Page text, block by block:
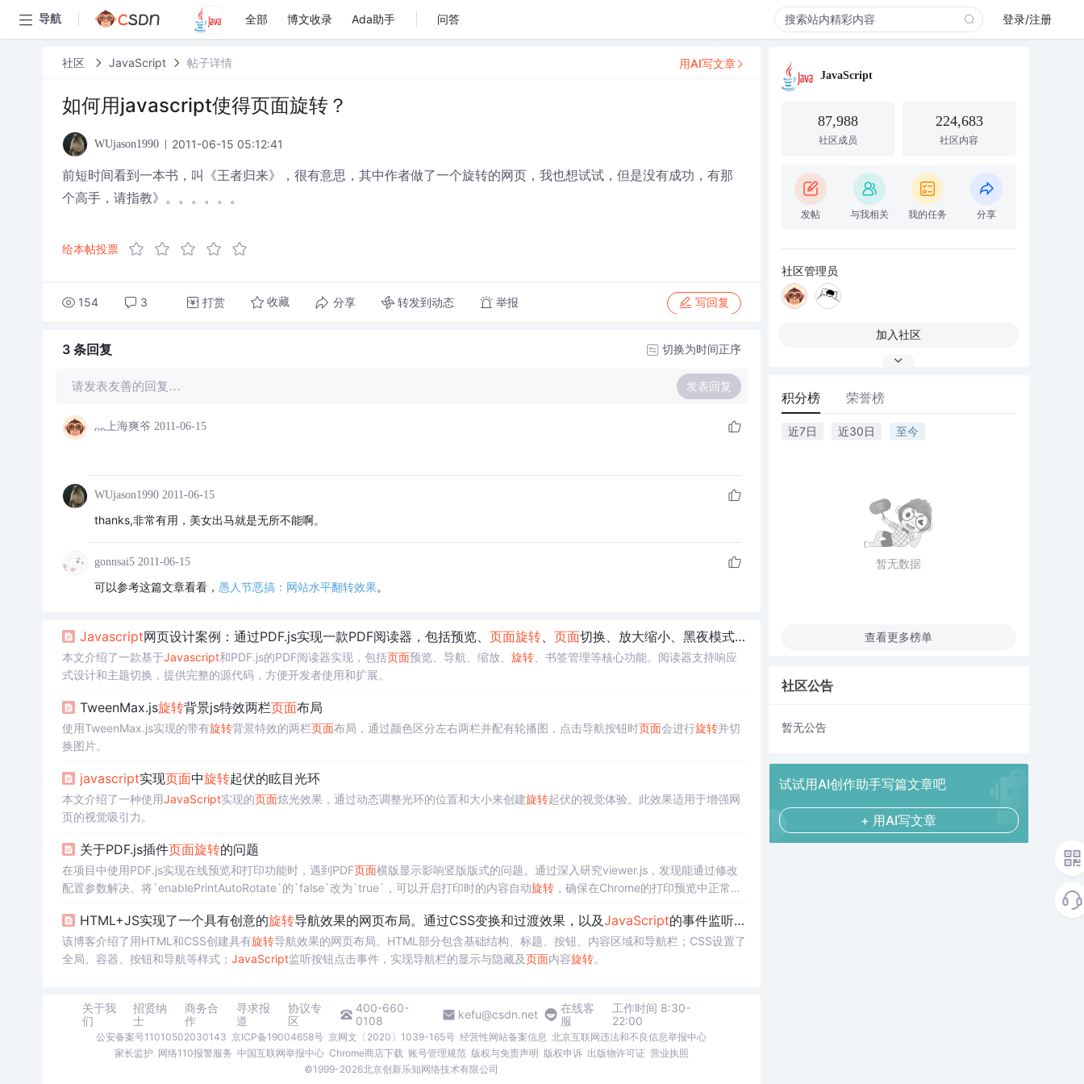
导航 全部 博文收录 Ada助手 问答 登录/注册
社区 JavaScript 帖子详情
如何用javascript使得页面旋转？
WUjason1990 2011-06-15 05:12:41
前短时间看到一本书，叫《王者归来》，很有意思，其中作者做了一个旋转的网页，我也想试试，但是没有成功，有那
个高手，请指教》。。。。。。
给本帖投票
154 3 打赏 收藏 分享 转发到动态 举报 写回复
用AI写文章
3 条回复 切换为时间正序
请发表友善的回复… 发表回复
灬上海爽爷 2011-06-15
WUjason1990 2011-06-15
thanks,非常有用，美女出马就是无所不能啊。
gonnsai5 2011-06-15
可以参考这篇文章看看， 愚人节恶搞：网站水平翻转效果。
Javascript网页设计案例：通过PDF.js实现一款PDF阅读器，包括预览、 页面旋转、 页面切换、放大缩小、黑夜模式等功能-完整源代码，开箱即用
本文介绍了一款基于Javascript和PDF.js的PDF阅读器实现，包括页面预览、导航、缩放、 旋转、书签管理等核心功能。阅读器支持响应
式设计和主题切换，提供完整的源代码，方便开发者使用和扩展。
TweenMax.js旋转背景js特效两栏页面布局
使用TweenMax.js实现的带有旋转背景特效的两栏页面布局，通过颜色区分左右两栏并配有轮播图，点击导航按钮时页面会进行旋转并切
换图片。
javascript实现页面中旋转起伏的眩目光环
本文介绍了一种使用JavaScript实现的页面炫光效果，通过动态调整光环的位置和大小来创建旋转起伏的视觉体验。此效果适用于增强网
页的视觉吸引力。
关于PDF.js插件页面旋转的问题
在项目中使用PDF.js实现在线预览和打印功能时，遇到PDF页面横版显示影响竖版版式的问题。通过深入研究viewer.js，发现能通过修改
配置参数解决。将`enablePrintAutoRotate`的`false`改为`true`，可以开启打印时的内容自动旋转，确保在Chrome的打印预览中正常显
HTML+JS实现了一个具有创意的旋转导航效果的网页布局。通过CSS变换和过渡效果，以及JavaScript的事件监听，用户可以通过点击按钮来显示或隐藏导航栏，同时
该博客介绍了用HTML和CSS创建具有旋转导航效果的网页布局。HTML部分包含基础结构、标题、按钮、内容区域和导航栏；CSS设置了
全局、容器、按钮和导航等样式； JavaScript监听按钮点击事件，实现导航栏的显示与隐藏及页面内容旋转。
关于我
们
招贤纳
士
商务合
作
寻求报
道
协议专
区
400-660-
0108
kefu@csdn.net
在线客
服
工作时间 8:30-
22:00
公安备案号11010502030143 京ICP备19004658号 京网文〔2020〕1039-165号 经营性网站备案信息 北京互联网违法和不良信息举报中心
家长监护 网络110报警服务 中国互联网举报中心 Chrome商店下载 账号管理规范 版权与免责声明 版权申诉 出版物许可证 营业执照
©1999-2026北京创新乐知网络技术有限公司
JavaScript
87,988
社区成员
224,683
社区内容
发帖 与我相关 我的任务 分享
社区管理员
加入社区
积分榜 荣誉榜
近7日 近30日 至今
暂无数据
查看更多榜单
社区公告
暂无公告
试试用AI创作助手写篇文章吧
+ 用AI写文章